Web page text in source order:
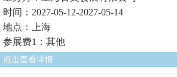
时间：2027-05-12-2027-05-14
地点：上海
参展费1：其他
点击查看详情